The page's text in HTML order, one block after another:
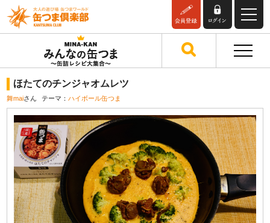
ほたてのチンジャオムレツ
舞maiさん テーマ：ハイボール缶つま